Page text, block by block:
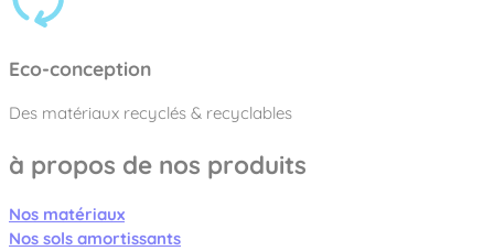
Eco-conception
Des matériaux recyclés & recyclables
à propos de nos produits
Nos matériaux
Nos sols amortissants